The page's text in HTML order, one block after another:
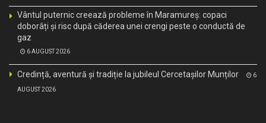
Vântul puternic creează probleme în Maramureș: copaci
doborâți și risc după căderea unei crengi peste o conductă de
gaz
6 AUGUST 2026
Credință, aventură și tradiție la jubileul Cercetașilor Munților 6
AUGUST 2026